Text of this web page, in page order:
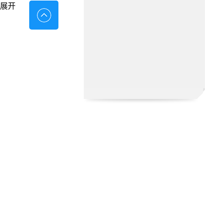
展开